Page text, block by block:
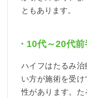
ともあります。
・10代～20代
ハイフはたるみ
い方が施術を受
性があります。た